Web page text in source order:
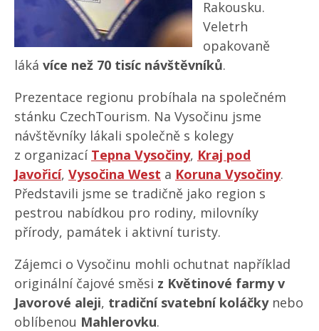
Rakousku.
Veletrh
opakovaně
láká více než 70 tisíc návštěvníků.
Prezentace regionu probíhala na společném
stánku CzechTourism. Na Vysočinu jsme
návštěvníky lákali společně s kolegy
z organizací Tepna Vysočiny, Kraj pod
Javořicí, Vysočina West a Koruna Vysočiny.
Představili jsme se tradičně jako region s
pestrou nabídkou pro rodiny, milovníky
přírody, památek i aktivní turisty.
Zájemci o Vysočinu mohli ochutnat například
originální čajové směsi z Květinové farmy v
Javorové aleji, tradiční svatební koláčkynebo
oblíbenou Mahlerovku.